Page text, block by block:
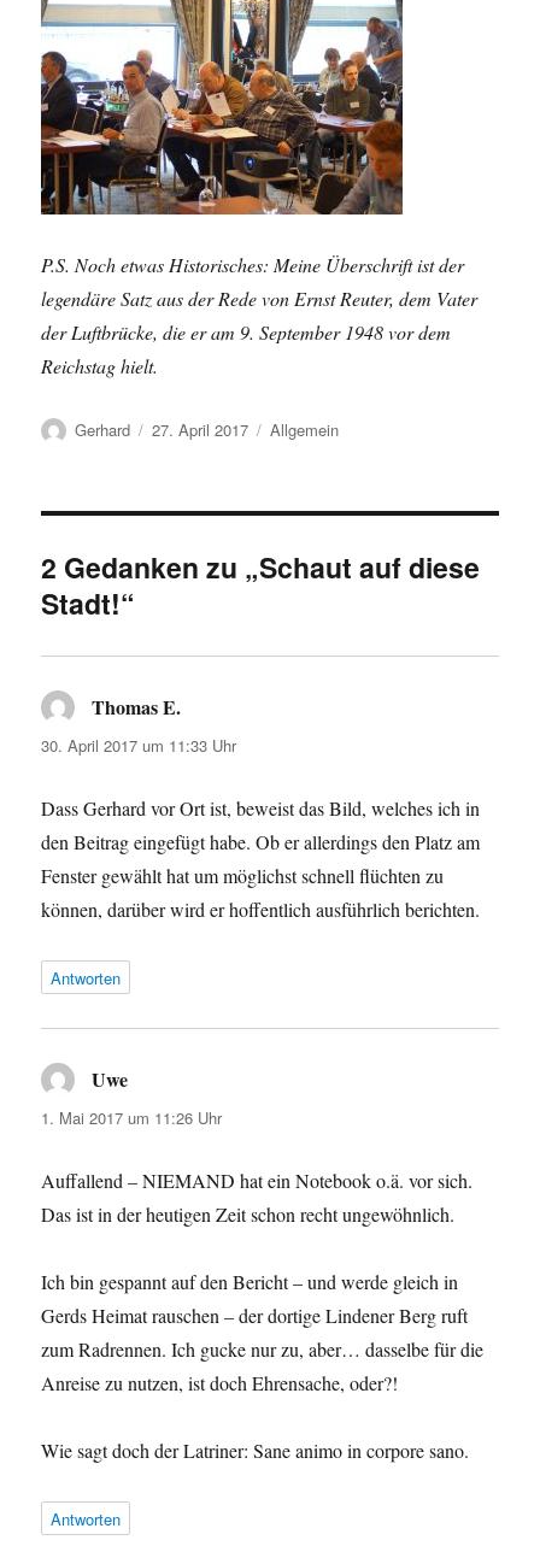
P.S. Noch etwas Historisches: Meine Überschrift ist der
legendäre Satz aus der Rede von Ernst Reuter, dem Vater
der Luftbrücke, die er am 9. September 1948 vor dem
Reichstag hielt.
Autor
Gerhard
Veröffentlicht
27. April 2017 Kategorien
Allgemein
2 Gedanken zu „Schaut auf diese
Stadt!“
Thomas E.
30. April 2017 um 11:33 Uhr
Dass Gerhard vor Ort ist, beweist das Bild, welches ich in
den Beitrag eingefügt habe. Ob er allerdings den Platz am
Fenster gewählt hat um möglichst schnell flüchten zu
können, darüber wird er hoffentlich ausführlich berichten.
Antworten
Uwe
1. Mai 2017 um 11:26 Uhr
Auffallend – NIEMAND hat ein Notebook o.ä. vor sich.
Das ist in der heutigen Zeit schon recht ungewöhnlich.
Ich bin gespannt auf den Bericht – und werde gleich in
Gerds Heimat rauschen – der dortige Lindener Berg ruft
zum Radrennen. Ich gucke nur zu, aber… dasselbe für die
Anreise zu nutzen, ist doch Ehrensache, oder?!
Wie sagt doch der Latriner: Sane animo in corpore sano.
Antworten